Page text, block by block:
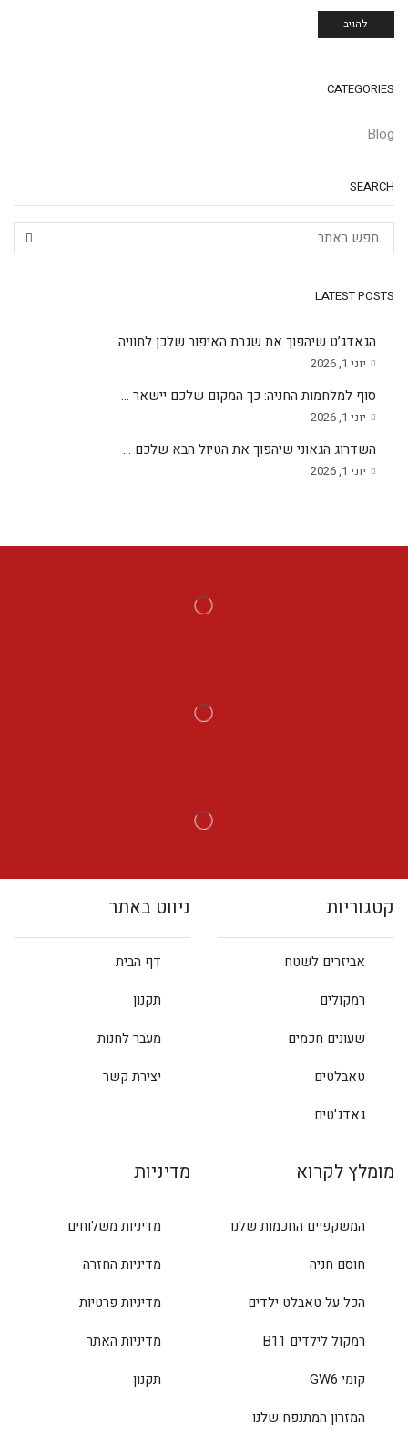
CATEGORIES
Blog
SEARCH
LATEST POSTS
הגאדג’ט שיהפוך את שגרת האיפור שלכן לחוויה ...
יוני 1, 2026
סוף למלחמות החניה: כך המקום שלכם יישאר ...
יוני 1, 2026
השדרוג הגאוני שיהפוך את הטיול הבא שלכם ...
יוני 1, 2026
קטגוריות
אביזרים לשטח
רמקולים
שעונים חכמים
טאבלטים
גאדג'טים
ניווט באתר
דף הבית
תקנון
מעבר לחנות
יצירת קשר
מומלץ לקרוא
המשקפיים החכמות שלנו
חוסם חניה
הכל על טאבלט ילדים
רמקול לילדים B11
קומי GW6
המזרון המתנפח שלנו
מדיניות
מדיניות משלוחים
מדיניות החזרה
מדיניות פרטיות
מדיניות האתר
תקנון